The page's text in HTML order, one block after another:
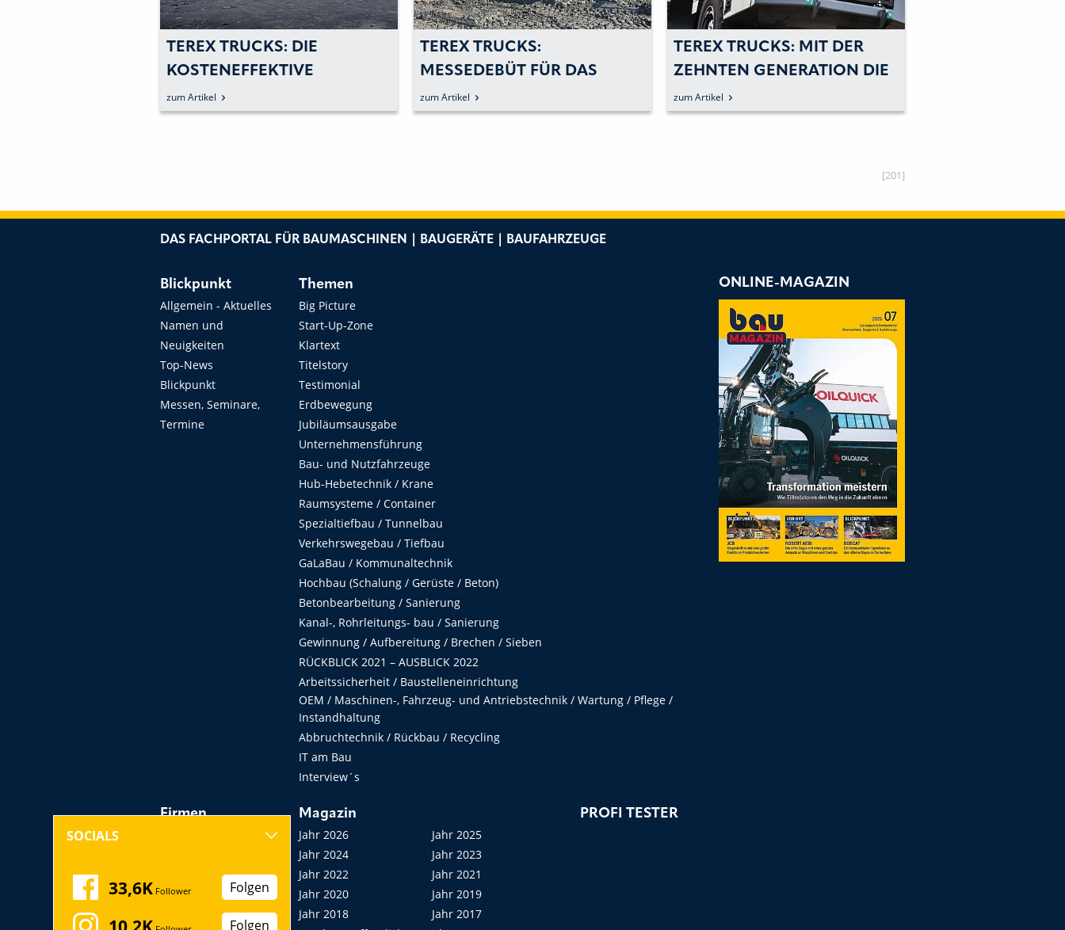
TEREX TRUCKS: DIE
KOSTENEFFEKTIVE
PRODUKTION IM BLICK
zum Artikel
TEREX TRUCKS:
MESSEDEBÜT FÜR DAS
FACELIFT
zum Artikel
TEREX TRUCKS: MIT DER
ZEHNTEN GENERATION DIE
KRAFTSTOFFEFFIZIENZ
ENTSCHEIDEND IM BLICK
zum Artikel
[201]
DAS FACHPORTAL FÜR BAUMASCHINEN | BAUGERÄTE | BAUFAHRZEUGE
Blickpunkt
Allgemein - Aktuelles
Namen und
Neuigkeiten
Top-News
Blickpunkt
Messen, Seminare,
Termine
Themen
Big Picture
Start-Up-Zone
Klartext
Titelstory
Testimonial
Erdbewegung
Jubiläumsausgabe
Unternehmensführung
Bau- und Nutzfahrzeuge
Hub-Hebetechnik / Krane
Raumsysteme / Container
Spezialtiefbau / Tunnelbau
Verkehrswegebau / Tiefbau
GaLaBau / Kommunaltechnik
Hochbau (Schalung / Gerüste / Beton)
Betonbearbeitung / Sanierung
Kanal-, Rohrleitungs- bau / Sanierung
Gewinnung / Aufbereitung / Brechen / Sieben
RÜCKBLICK 2021 – AUSBLICK 2022
Arbeitssicherheit / Baustelleneinrichtung
OEM / Maschinen-, Fahrzeug- und Antriebstechnik / Wartung / Pflege /
Instandhaltung
Abbruchtechnik / Rückbau / Recycling
IT am Bau
Interview´s
Firmen
Messen, Seminare,
Kongresse
Magazin
Jahr 2026
Jahr 2025
Jahr 2024
Jahr 2023
Jahr 2022
Jahr 2021
Jahr 2020
Jahr 2019
Jahr 2018
Jahr 2017
PROFI TESTER
ONLINE-MAGAZIN
SOCIALS
33,6K Follower Folgen
Folgen